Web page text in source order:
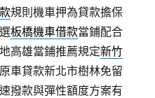
規則機車押為貸款擔保
板橋機車借款當鋪配合
高雄當鋪推薦規定新竹
車貸款新北市樹林免留
撥款與彈性額度方案有